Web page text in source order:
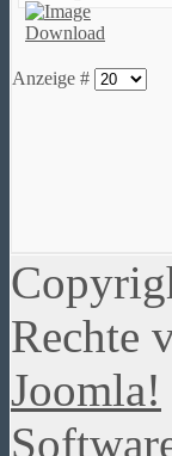
Anzeige #
Rechte
Joomla!